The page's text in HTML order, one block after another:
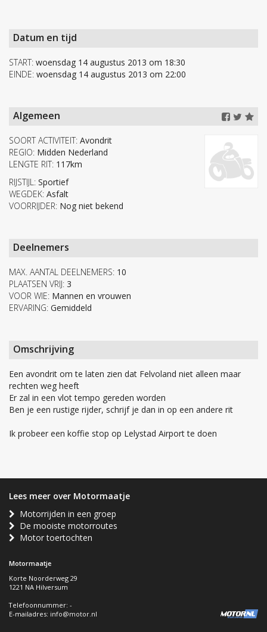
Datum en tijd
START: woensdag 14 augustus 2013 om 18:30
EINDE: woensdag 14 augustus 2013 om 22:00
Algemeen
SOORT ACTIVITEIT: Avondrit
REGIO: Midden Nederland
LENGTE RIT: 117km
RIJSTIJL: Sportief
WEGDEK: Asfalt
VOORRIJDER: Nog niet bekend
Deelnemers
MAX. AANTAL DEELNEMERS: 10
PLAATSEN VRIJ: 3
VOOR WIE: Mannen en vrouwen
ERVARING: Gemiddeld
Omschrijving
Een avondrit om te laten zien dat Felvoland niet alleen maar
rechten weg heeft
Er zal in een vlot tempo gereden worden
Ben je een rustige rijder, schrijf je dan in op een andere rit
Ik probeer een koffie stop op Lelystad Airport te doen
Lees meer over Motormaatje
Motorrijden in een groep
De mooiste motorroutes
Motor toertochten
Motormaatje
Korte Noorderweg 29
1221 NA Hilversum
Telefoonnummer: -
E-mailadres: info@motor.nl